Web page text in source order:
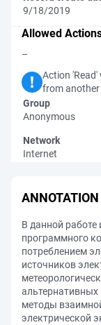
9/18/2019
Allowed
–
Action 'Read'
from
Group
Anonymous
Network
Internet
ANNOTATION
В данной работе
программного
потреблением
источников
альтернативных
методы
электрической